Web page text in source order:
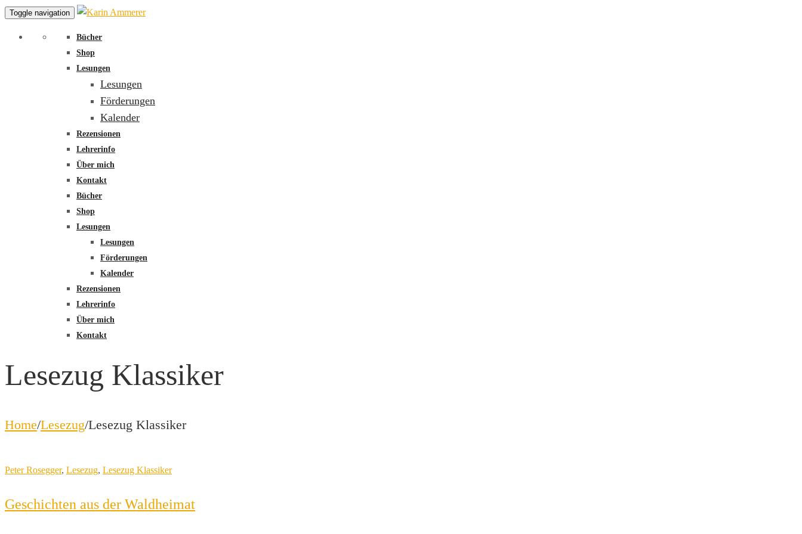
Toggle navigation
Bücher
Shop
Lesungen
Lesungen
Förderungen
Kalender
Rezensionen
Lehrerinfo
Über mich
Kontakt
Bücher
Shop
Lesungen
Lesungen
Förderungen
Kalender
Rezensionen
Lehrerinfo
Über mich
Kontakt
Lesezug Klassiker
Home/Lesezug/Lesezug Klassiker
Peter Rosegger, Lesezug, Lesezug Klassiker
Geschichten aus der Waldheimat